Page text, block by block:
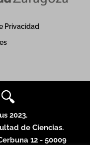
Privacidad
2023.
de Ciencias.
12 - 50009